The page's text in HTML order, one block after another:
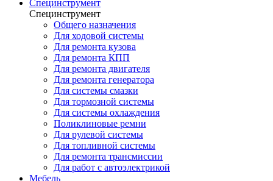
Специнструмент
Специнструмент
Общего назначения
Для ходовой системы
Для ремонта кузова
Для ремонта КПП
Для ремонта двигателя
Для ремонта генератора
Для системы смазки
Для тормозной системы
Для системы охлаждения
Поликлиновые ремни
Для рулевой системы
Для топливной системы
Для ремонта трансмиссии
Для работ с автоэлектрикой
Мебель